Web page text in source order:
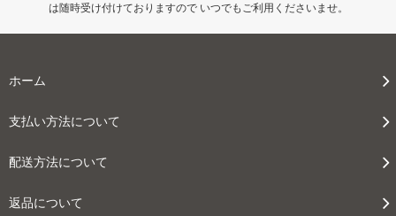
は随時受け付けておりますので いつでもご利用くださいませ。
ホーム
支払い方法について
配送方法について
返品について